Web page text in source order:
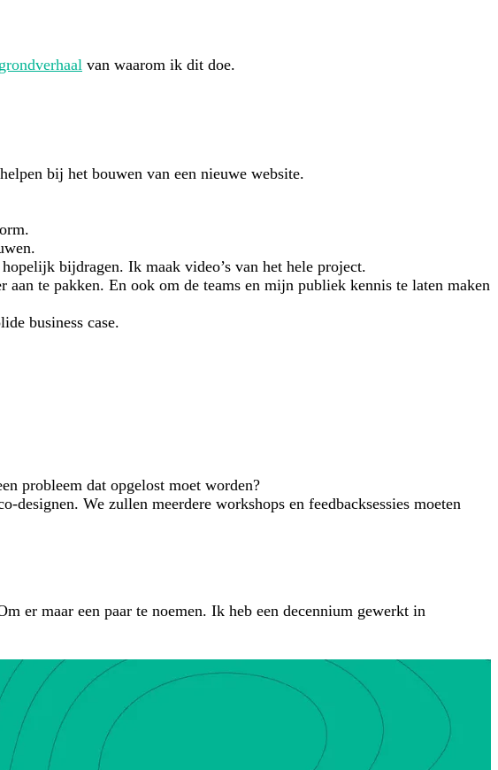
van waarom ik dit doe.
bij het bouwen van een nieuwe website.
bijdragen. Ik maak video’s van het hele project.
te pakken. En ook om de teams en mijn publiek kennis te laten maken
business case.
probleem dat opgelost moet worden?
We zullen meerdere workshops en feedbacksessies moeten
er maar een paar te noemen. Ik heb een decennium gewerkt in